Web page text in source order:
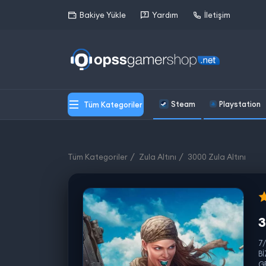
Bakiye Yükle Yardım İletişim
Tüm Kategoriler Steam Playstation
Tüm Kategoriler Zula Altını 3000 Zula Altını